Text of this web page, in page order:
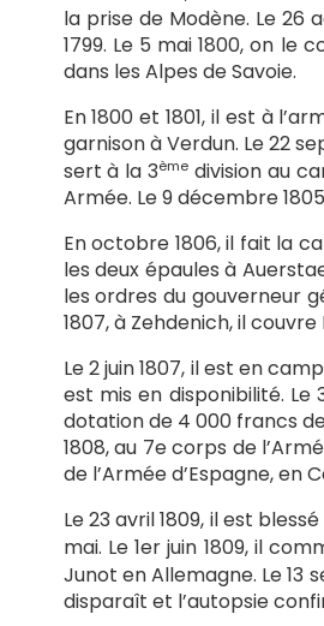
la prise de Modène. Le 26
1799. Le 5 mai 1800, on
dans les Alpes de Savoie.
En 1800 et 1801, il est à
garnison à Verdun. Le 22
sert à la 3ème division au
Armée. Le 9 décembre
En octobre 1806, il fait la
les deux épaules à
les ordres du gouverneur
1807, à Zehdenich, il
Le 2 juin 1807, il est en
est mis en disponibilité. Le
dotation de 4 000 francs
1808, au 7e corps de
de l’Armée d’Espagne, en
Le 23 avril 1809, il est
mai. Le 1er juin 1809, il
Junot en Allemagne. Le 13
disparaît et l’autopsie